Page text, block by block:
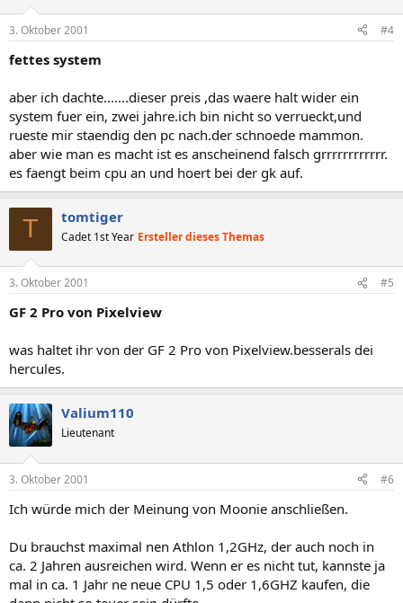
3. Oktober 2001 #4
fettes system
aber ich dachte.......dieser preis ,das waere halt wider ein
system fuer ein, zwei jahre.ich bin nicht so verrueckt,und
rueste mir staendig den pc nach.der schnoede mammon.
aber wie man es macht ist es anscheinend falsch grrrrrrrrrrrr.
es faengt beim cpu an und hoert bei der gk auf.
T tomtiger
Cadet 1st Year Ersteller dieses Themas
3. Oktober 2001 #5
GF 2 Pro von Pixelview
was haltet ihr von der GF 2 Pro von Pixelview.besserals dei
hercules.
Valium110
Lieutenant
3. Oktober 2001 #6
Ich würde mich der Meinung von Moonie anschließen.
Du brauchst maximal nen Athlon 1,2GHz, der auch noch in
ca. 2 Jahren ausreichen wird. Wenn er es nicht tut, kannste ja
mal in ca. 1 Jahr ne neue CPU 1,5 oder 1,6GHZ kaufen, die